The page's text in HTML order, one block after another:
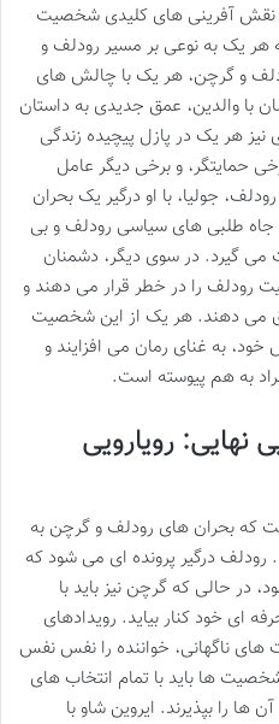
نقش آفرینی های کلیدی شخصیت
یک به نوعی بر مسیر رودلف و
و گرچن، هر یک با چالش های
با والدین، عمق جدیدی به داستان
هر یک در پازل پیچیده زندگی
حمایتگر، و برخی دیگر عامل
جولیا، با او درگیر یک بحران
جاه طلبی های سیاسی رودلف و بی
می گیرد. در سوی دیگر، دشمنان
رودلف را در خطر قرار می دهند و
می دهند. هر یک از این شخصیت
به غنای رمان می افزایند و
به هم پیوسته است.
نهایی: رویارویی
که بحران های رودلف و گرچن به
درگیر پرونده ای می شود که
در حالی که گرچن نیز باید با
ای خود کنار بیاید. رویدادهای
های ناگهانی، خواننده را نفس نفس
ها باید با تمام انتخاب های
ها را بپذیرند. ایروین شاو با